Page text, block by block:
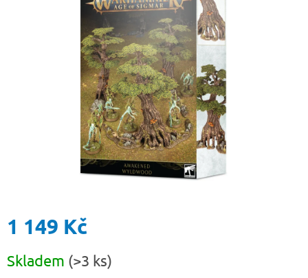
1 149 Kč
cena:
Skladem (>3 ks)